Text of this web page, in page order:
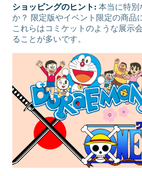
ショッピングのヒント: 本当に特別
か？ 限定版やイベント限定の商品
これらはコミケットのような展示
ることが多いです。